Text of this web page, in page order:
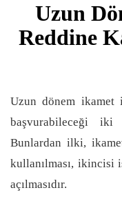
Uzun
Reddine
Uzun dönem ikamet
başvurabileceği
Bunlardan ilki,
kullanılması, ikincisi
açılmasıdır.